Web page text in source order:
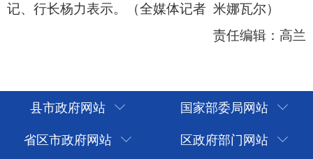
县市政府网站
国家部委局网站
省区市政府网站
区政府部门网站